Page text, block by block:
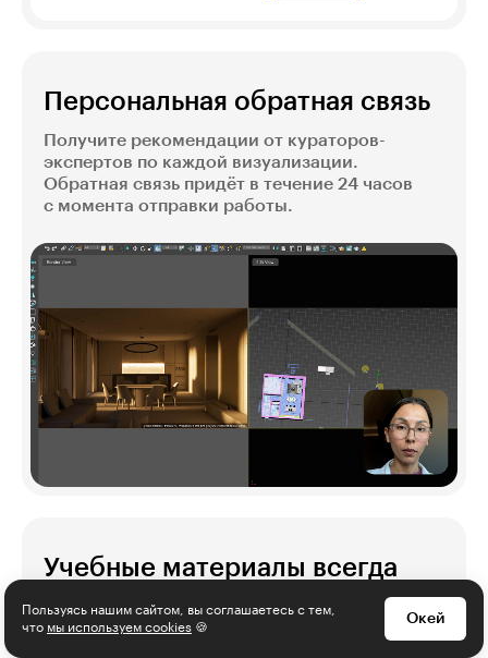
Персональная обратная связь
Получите рекомендации от кураторов-
экспертов по каждой визуализации.
Обратная связь придёт в течение 24 часов
с момента отправки работы.
Учебные материалы всегда
под рукой
Вы можете проходить обучение в мобильной
Пользуясь нашим сайтом, вы соглашаетесь с тем,
что мы используем cookies 🍪
Окей